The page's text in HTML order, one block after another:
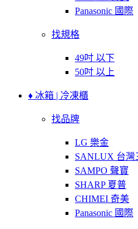
Panasonic 國際
找規格
49吋 以下
50吋 以上
♦ 冰箱 | 冷凍櫃
找品牌
LG 樂金
SANLUX 台灣
SAMPO 聲寶
SHARP 夏普
CHIMEI 奇美
Panasonic 國際